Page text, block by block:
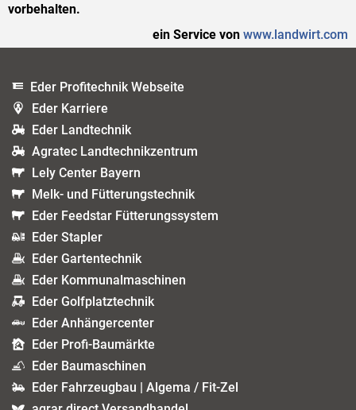
vorbehalten.
ein Service von www.landwirt.com
Eder Profitechnik Webseite
Eder Karriere
Eder Landtechnik
Agratec Landtechnikzentrum
Lely Center Bayern
Melk- und Fütterungstechnik
Eder Feedstar Fütterungssystem
Eder Stapler
Eder Gartentechnik
Eder Kommunalmaschinen
Eder Golfplatztechnik
Eder Anhängercenter
Eder Profi-Baumärkte
Eder Baumaschinen
Eder Fahrzeugbau | Algema / Fit-Zel